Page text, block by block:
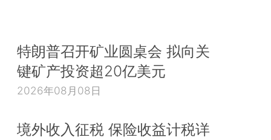
特朗普召开矿业圆桌会 拟向关
键矿产投资超20亿美元
2026年08月08日
境外收入征税 保险收益计税详